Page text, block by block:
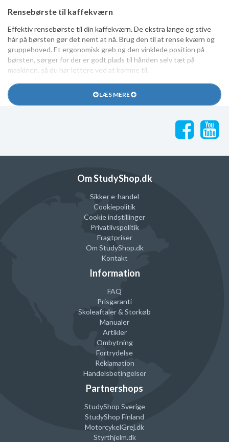
Rensebørste til kaffekværn
Effektiv rensebørste til din kaffekværn. De ekstra lange og stive
hår på børsten gør det nemt at nå. Brug den til at rense kværn og
gruppehoved. Et ergonomisk greb og den vinklede position på
børsten, sørger for der er godt plads til hånden selv tæt på
maskinen, så du har lettere ved at komme til.
LÆS MERE
Om StudyShop.dk
Sikker e-handel
Cookiepolitik
Cookie indstillinger
Privatlivspolitik
Fragtpriser
Om StudyShop.dk
Kontakt
Information
FAQ
Prisgaranti
Skoleaftaler & Storkøb
Manualer
Artikler
Ombytning
Fortrydelse
Reklamation
Handelsbetingelser
Partnershops
StudyShop Sverige
StudyShop Finland
MotorcykelGrej.dk
Styrthjelm.dk